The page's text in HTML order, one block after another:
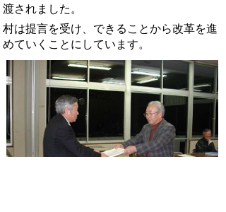
渡されました。
村は提言を受け、できることから改革を進
めていくことにしています。